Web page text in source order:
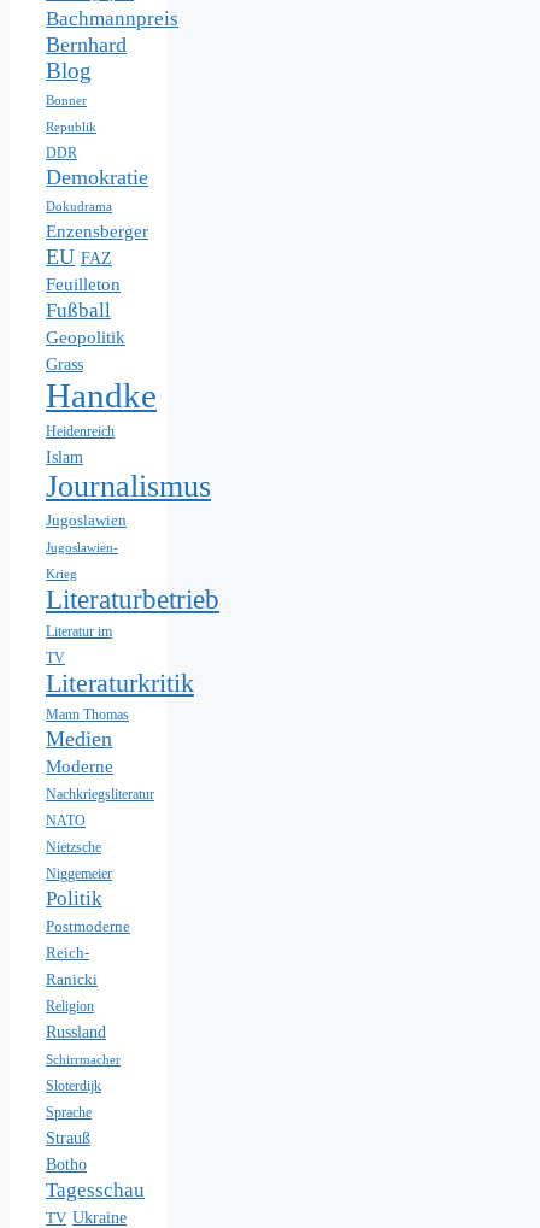
Bachmannpreis
Bernhard
Blog
Bonner
Republik
DDR
Demokratie
Dokudrama
Enzensberger
EU FAZ
Feuilleton
Fußball
Geopolitik
Grass
Handke
Heidenreich
Islam
Journalismus
Jugoslawien
Jugoslawien-
Krieg
Literaturbetrieb
Literatur im
TV
Literaturkritik
Mann Thomas
Medien
Moderne
Nachkriegsliteratur
NATO
Nietzsche
Niggemeier
Politik
Postmoderne
Reich-
Ranicki
Religion
Russland
Schirrmacher
Sloterdijk
Sprache
Strauß
Botho
Tagesschau
TV Ukraine